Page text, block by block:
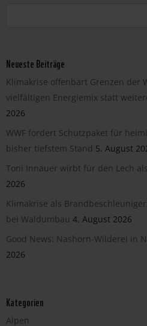
Neueste Beiträge
Klimakrise offenbart Grenzen der
vielfältigen Energiemix statt
2026
WWF fordert Schutzpaket für
bisher tiefstem Stand 5. August
Toni Innauer wirbt für den Lech als
2026
Klimakrise als
bei Waldumbau 4. August 2026
Good News: Nashorn-Wilderei in
2026
Kategorien
Alpen